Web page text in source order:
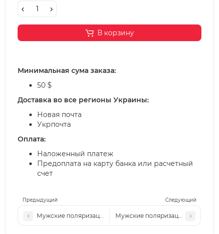
Предыдущий Следующий
Мужские поляризационные солнцезащитные очки Pr
Мужские поляризационные
В корзину
Минимальная сума заказа:
50 $
Доставка во все регионы Украины:
Новая почта
Укрпочта
Оплата:
Наложенный платеж
Предоплата на карту банка или расчетный
счет